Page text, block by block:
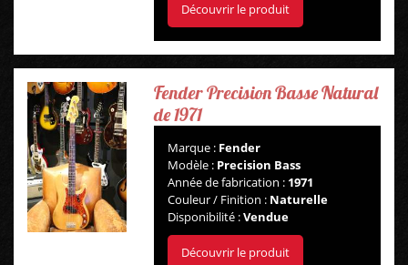
Découvrir le produit
Fender Precision Basse Natural
de 1971
Marque : Fender
Modèle : Precision Bass
Année de fabrication : 1971
Couleur / Finition : Naturelle
Disponibilité :Vendue
Découvrir le produit